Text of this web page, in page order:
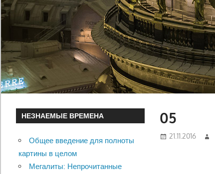
05
21.11.2016
НЕЗНАЕМЫЕ ВРЕМЕНА
Общее введение для полноты
картины в целом
Мегалиты: Непрочитанные